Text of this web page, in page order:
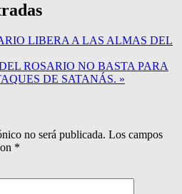
LIBERA A LAS ALMAS DEL
ROSARIO NO BASTA PARA
DE SATANÁS. »
no será publicada. Los campos
*